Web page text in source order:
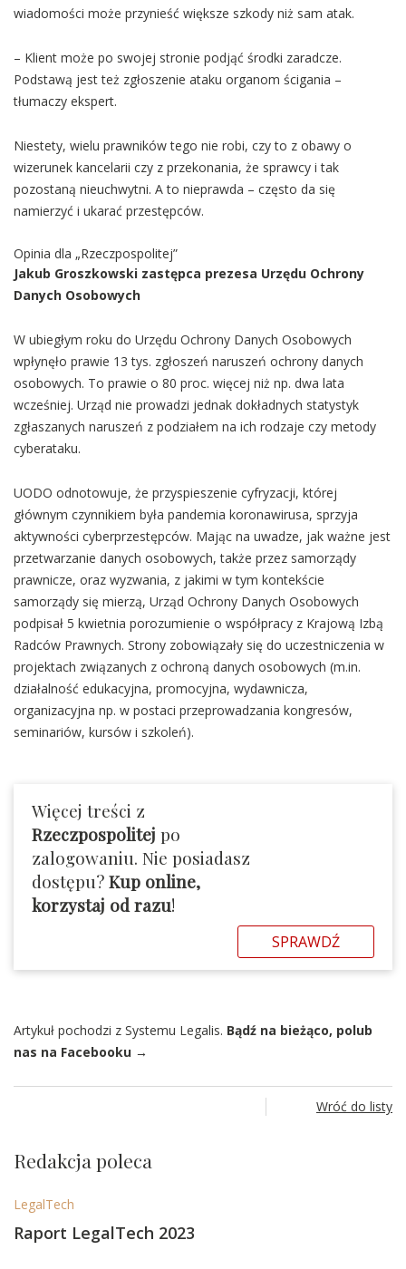
wiadomości może przynieść większe szkody niż sam atak.
– Klient może po swojej stronie podjąć środki zaradcze.
Podstawą jest też zgłoszenie ataku organom ścigania –
tłumaczy ekspert.
Niestety, wielu prawników tego nie robi, czy to z obawy o
wizerunek kancelarii czy z przekonania, że sprawcy i tak
pozostaną nieuchwytni. A to nieprawda – często da się
namierzyć i ukarać przestępców.
Opinia dla „Rzeczpospolitej”
Jakub Groszkowski zastępca prezesa Urzędu Ochrony
Danych Osobowych
W ubiegłym roku do Urzędu Ochrony Danych Osobowych
wpłynęło prawie 13 tys. zgłoszeń naruszeń ochrony danych
osobowych. To prawie o 80 proc. więcej niż np. dwa lata
wcześniej. Urząd nie prowadzi jednak dokładnych statystyk
zgłaszanych naruszeń z podziałem na ich rodzaje czy metody
cyberataku.
UODO odnotowuje, że przyspieszenie cyfryzacji, której
głównym czynnikiem była pandemia koronawirusa, sprzyja
aktywności cyberprzestępców. Mając na uwadze, jak ważne jest
przetwarzanie danych osobowych, także przez samorządy
prawnicze, oraz wyzwania, z jakimi w tym kontekście
samorządy się mierzą, Urząd Ochrony Danych Osobowych
podpisał 5 kwietnia porozumienie o współpracy z Krajową Izbą
Radców Prawnych. Strony zobowiązały się do uczestniczenia w
projektach związanych z ochroną danych osobowych (m.in.
działalność edukacyjna, promocyjna, wydawnicza,
organizacyjna np. w postaci przeprowadzania kongresów,
seminariów, kursów i szkoleń).
Więcej treści z
Rzeczpospolitej po
zalogowaniu. Nie posiadasz
dostępu?Kup online,
korzystaj od razu!
SPRAWDŹ
Artykuł pochodzi z Systemu Legalis. Bądź na bieżąco, polub
nas na Facebooku →
Wróć do listy
Redakcja poleca
LegalTech
Raport LegalTech 2023